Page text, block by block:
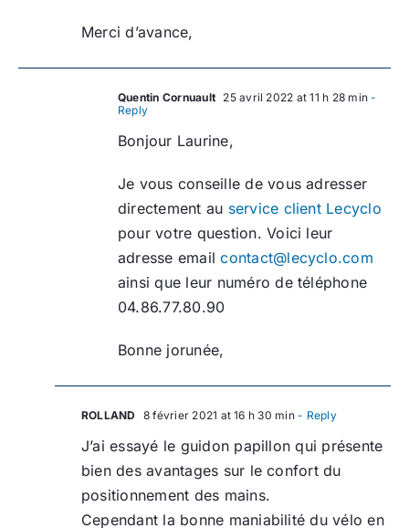
Merci d’avance,
Quentin Cornuault 25 avril 2022 at 11 h 28 min -
Reply
Bonjour Laurine,
Je vous conseille de vous adresser
directement au service client Lecyclo
pour votre question. Voici leur
adresse emailcontact@lecyclo.com
ainsi que leur numéro de téléphone
04.86.77.80.90
Bonne jorunée,
ROLLAND 8 février 2021 at 16 h 30 min- Reply
J’ai essayé le guidon papillon qui présente
bien des avantages sur le confort du
positionnement des mains.
Cependant la bonne maniabilité du vélo en